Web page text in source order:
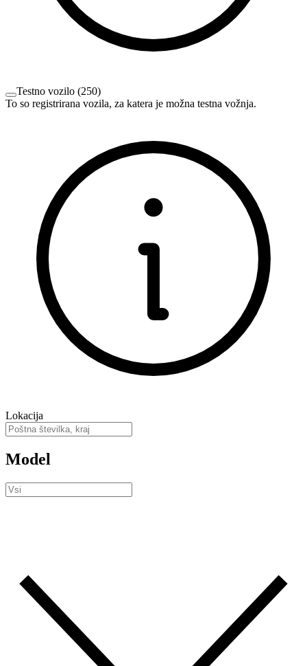
Testno vozilo (250)
To so registrirana vozila, za katera je možna testna vožnja.
Lokacija
Model